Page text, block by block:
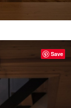
Save